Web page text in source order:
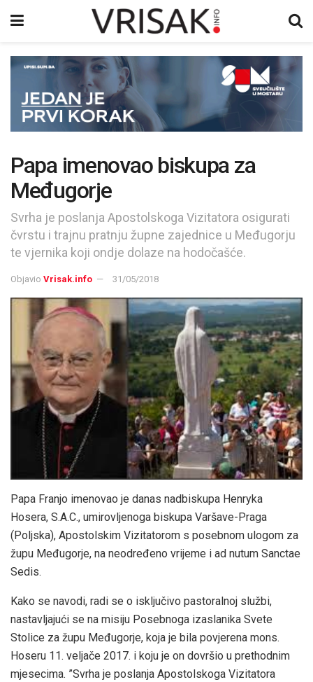
Papa imenovao biskupa za
Međugorje
Svrha je poslanja Apostolskoga Vizitatora osigurati
čvrstu i trajnu pratnju župne zajednice u Međugorju
te vjernika koji ondje dolaze na hodočašće.
Objavio Vrisak.info 31/05/2018
Papa Franjo imenovao je danas nadbiskupa Henryka
Hosera, S.A.C., umirovljenoga biskupa Varšave-Praga
(Poljska), Apostolskim Vizitatorom s posebnom ulogom za
župu Međugorje, na neodređeno vrijeme i ad nutum Sanctae
Sedis.
Kako se navodi, radi se o isključivo pastoralnoj službi,
nastavljajući se na misiju Posebnoga izaslanika Svete
Stolice za župu Međugorje, koja je bila povjerena mons.
Hoseru 11. veljače 2017. i koju je on dovršio u prethodnim
mjesecima. ”Svrha je poslanja Apostolskoga Vizitatora